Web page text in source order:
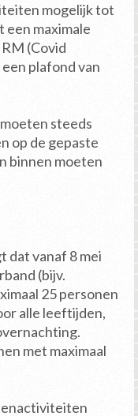
mogelijk tot
een maximale
(Covid
plafond van
steeds
op de gepaste
binnen moeten
dat vanaf 8 mei
(bijv.
25 personen
alle leeftijden,
met maximaal